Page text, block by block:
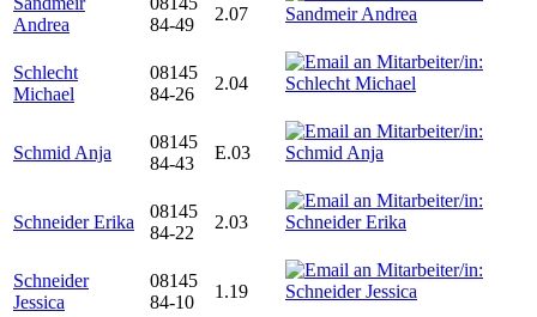
Andrea
84-49
2.07
Schlecht
Michael
08145
84-26
2.04
Schmid Anja
08145
84-43
E.03
Schneider Erika
08145
84-22
2.03
Schneider
Jessica
08145
84-10
1.19